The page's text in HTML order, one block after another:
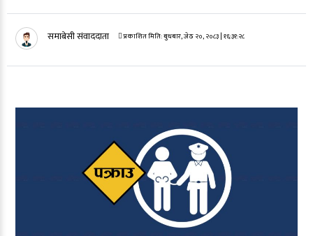
समाबेसी संवाददाता प्रकाशित मिति:बुधबार, जेठ २०, २०८३| १६:३१:२८